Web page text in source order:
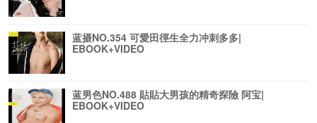
蓝摄NO.354 可愛田徑生全力冲刺多多|
EBOOK+VIDEO
蓝男色NO.488 貼貼大男孩的精奇探險 阿宝|
EBOOK+VIDEO